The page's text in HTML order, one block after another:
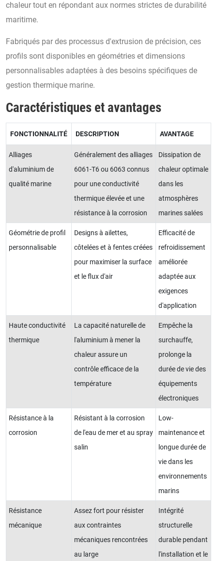
chaleur tout en répondant aux normes strictes de durabilité
maritime.
Fabriqués par des processus d'extrusion de précision, ces
profils sont disponibles en géométries et dimensions
personnalisables adaptées à des besoins spécifiques de
gestion thermique marine.
Caractéristiques et avantages
FONCTIONNALITÉ DESCRIPTION AVANTAGE
Alliages
d'aluminium de
qualité marine
Généralement des alliages
6061-T6 ou 6063 connus
pour une conductivité
thermique élevée et une
résistance à la corrosion
Dissipation de
chaleur optimale
dans les
atmosphères
marines salées
Géométrie de profil
personnalisable
Designs à ailettes,
côtelées et à fentes créées
pour maximiser la surface
et le flux d'air
Efficacité de
refroidissement
améliorée
adaptée aux
exigences
d'application
Haute conductivité
thermique
La capacité naturelle de
l'aluminium à mener la
chaleur assure un
contrôle efficace de la
température
Empêche la
surchauffe,
prolonge la
durée de vie des
équipements
électroniques
Résistance à la
corrosion
Résistant à la corrosion
de l'eau de mer et au spray
salin
Low-
maintenance et
longue durée de
vie dans les
environnements
marins
Résistance
mécanique
Assez fort pour résister
aux contraintes
mécaniques rencontrées
au large
Intégrité
structurelle
durable pendant
l'installation et le